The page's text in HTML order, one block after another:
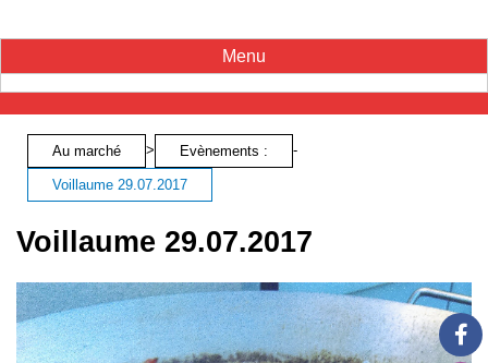
Menu
Au marché > Evènements : -
Voillaume 29.07.2017
Voillaume 29.07.2017